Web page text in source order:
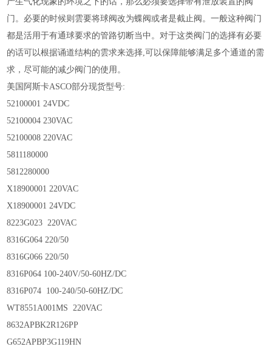
门。必要的时候则雲要将球阀改为蝶阀或者是截止阀。一般这种阀门
都是活用于有通球要求的管路切断当中。对于这类阀门的选择有必要
的话可以根据诵道结构的雲求来选择,可以保障能够满足多个通道的需
求，尽可能的减少阀门的使用。
美国阿斯卡ASCO部分现货型号:
52100001 24VDC
52100004 230VAC
52100008 220VAC
5811180000
5812280000
X18900001 220VAC
X18900001 24VDC
8223G023 220VAC
8316G064 220/50
8316G066 220/50
8316P064 100-240V/50-60HZ/DC
8316P074 100-240/50-60HZ/DC
WT8551A001MS 220VAC
8632APBK2R126PP
G652APBP3G119HN